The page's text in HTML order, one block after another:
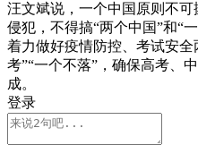
汪文斌说，一个中国原则不
侵犯，不得搞“两个中国”和“
着力做好疫情防控、考试安
考”“一个不落”，确保高考、
成。
登录